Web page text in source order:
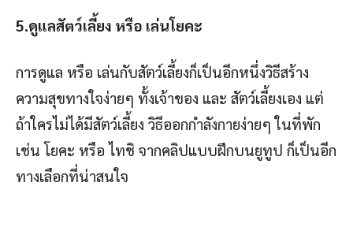
5.ดูแลสัตว์เลี้ยง หรือ เล่นโยคะ
การดูแล หรือ เล่นกับสัตว์เลี้ยงก็เป็นอีกหนึ่งวิธีสร้าง
ความสุขทางใจง่ายๆ ทั้งเจ้าของ และ สัตว์เลี้ยงเอง แต่
ถ้าใครไม่ได้มีสัตว์เลี้ยง วิธีออกกำลังกายง่ายๆ ในที่พัก
เช่น โยคะ หรือ ไทชิ จากคลิปแบบฝึกบนยูทูป ก็เป็นอีก
ทางเลือกที่น่าสนใจ